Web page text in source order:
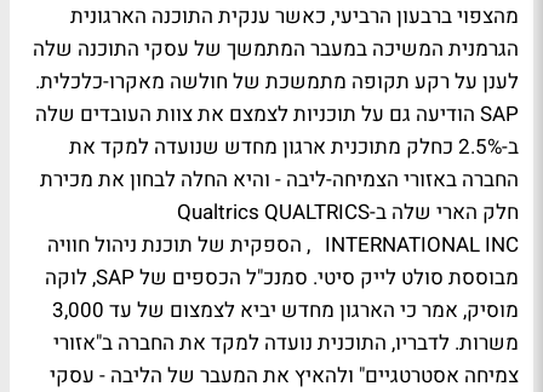
מהצפוי ברבעון הרביעי, כאשר ענקית התוכנה הארגונית
הגרמנית המשיכה במעבר המתמשך של עסקי התוכנה שלה
לענן על רקע תקופה מתמשכת של חולשה מאקרו-כלכלית.
SAP הודיעה גם על תוכניות לצמצם את צוות העובדים שלה
ב-2.5% כחלק מתוכנית ארגון מחדש שנועדה למקד את
החברה באזורי הצמיחה-ליבה - והיא החלה לבחון את מכירת
חלק הארי שלה ב-QualtricsQUALTRICS
INTERNATIONAL INC , הספקית של תוכנת ניהול חוויה
מבוססת סולט לייק סיטי. סמנכ"ל הכספים של SAP, לוקה
מוסיק, אמר כי הארגון מחדש יביא לצמצום של עד 3,000
משרות. לדבריו, התוכנית נועדה למקד את החברה ב"אזורי
צמיחה אסטרטגיים" ולהאיץ את המעבר של הליבה - עסקי